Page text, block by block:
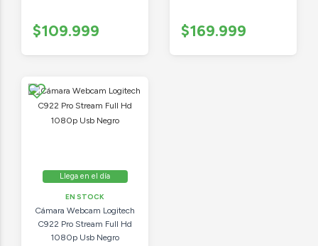
$109.999 $169.999
Llega en el día
EN STOCK
Cámara Webcam Logitech
C922 Pro Stream Full Hd
1080p Usb Negro